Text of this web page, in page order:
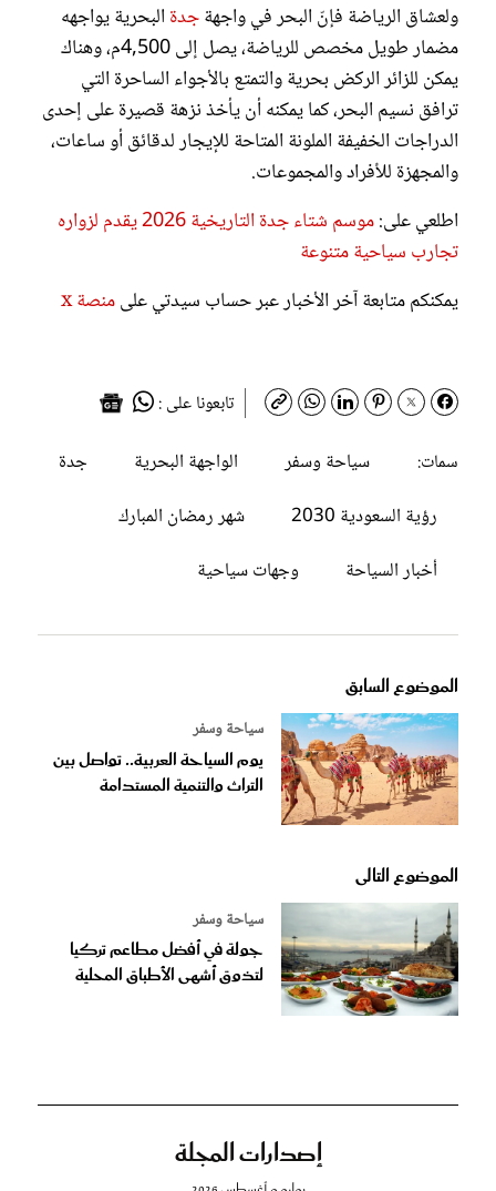
ولعشاق الرياضة فإنّ البحر في واجهةجدة البحرية يواجهه
مضمار طويل مخصص للرياضة، يصل إلى 4,500م، وهناك
يمكن للزائر الركض بحرية والتمتع بالأجواء الساحرة التي
ترافق نسيم البحر، كما يمكنه أن يأخذ نزهة قصيرة على إحدى
الدراجات الخفيفة الملونة المتاحة للإيجار لدقائق أو ساعات،
والمجهزة للأفراد والمجموعات.
اطلعي على:
موسم شتاء جدة التاريخية 2026 يقدم لزواره
تجارب سياحية متنوعة
يمكنكم متابعة آخر الأخبار عبر حساب سيدتي علىمنصة x
تابعونا على :
سمات:
سياحة وسفر الواجهة البحرية
جدة
رؤية السعودية 2030
شهر رمضان المبارك
أخبار السياحة
وجهات سياحية
الموضوع السابق
سياحة وسفر
يوم السياحة العربية.. تواصل بين
التراث والتنمية المستدامة
الموضوع التالى
سياحة وسفر
جولة في أفضل مطاعم تركيا
لتذوق أشهى الأطباق المحلية
إصدارات المجلة